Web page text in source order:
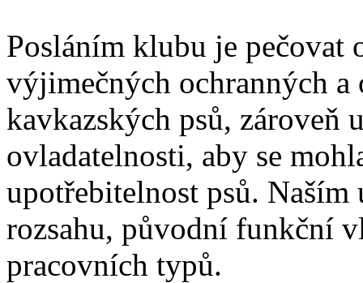
Posláním klubu je pečovat
výjimečných ochranných a
kavkazských psů, zároveň
ovladatelnosti, aby se
upotřebitelnost psů.
rozsahu, původní funkční
pracovních typů.